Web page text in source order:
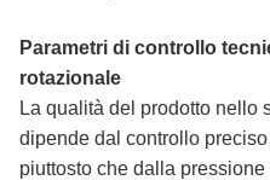
Parametri di controllo
rotazionale
La qualità del prodotto nello
dipende dal controllo
piuttosto che dalla